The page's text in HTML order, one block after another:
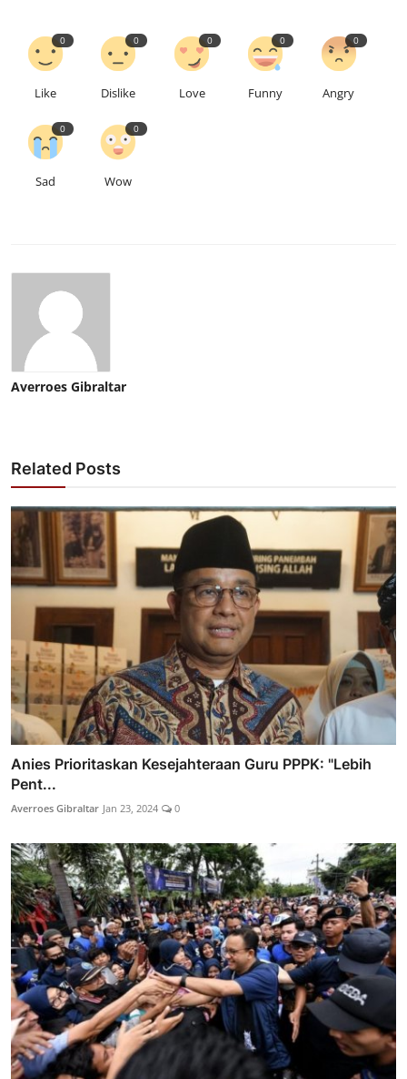
0
Like
0
Dislike
0
Love
0
Funny
0
Angry
0
Sad
0
Wow
Averroes Gibraltar
Related Posts
Anies Prioritaskan Kesejahteraan Guru PPPK: "Lebih
Pent...
Averroes Gibraltar Jan 23, 2024 0